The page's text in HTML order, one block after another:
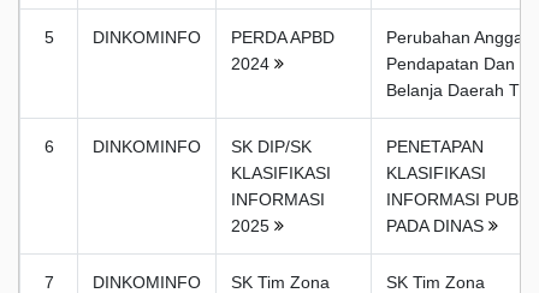
5 DINKOMINFO
PERDA APBD
2024
Perubahan
Pendapatan Dan
Belanja Daerah T
6 DINKOMINFO
SK DIP/SK
KLASIFIKASI
INFORMASI
2025
PENETAPAN
KLASIFIKASI
INFORMASI
PADA DINAS
7 DINKOMINFO
SK Tim Zona
SK Tim Zona